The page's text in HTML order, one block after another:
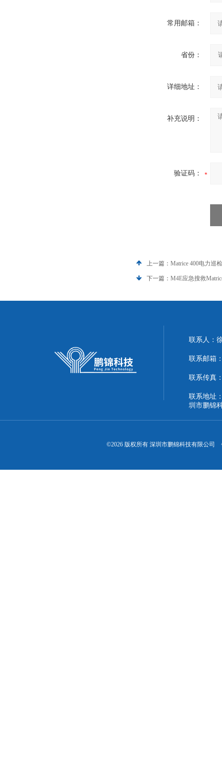
常用邮箱：
省份：
详细地址：
补充说明：
验证码：
上一篇： Matrice 400电力巡
下一篇： M4E应急搜救
联系人：
联系邮箱
联系传真
联系地址
圳市鹏锦
©2026 版权所有 深圳市鹏锦科技有限公司